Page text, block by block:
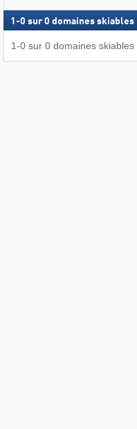
1 -0 sur0 domaines skiables
1-0 sur 0 domaines skiables